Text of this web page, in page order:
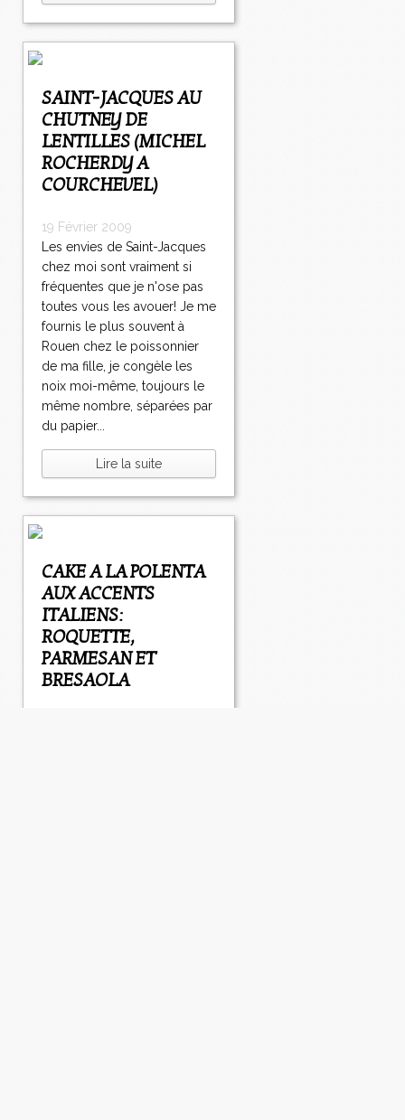
SAINT-JACQUES AU
CHUTNEY DE
LENTILLES (MICHEL
ROCHERDY A
COURCHEVEL)
19 Février 2009
Les envies de Saint-Jacques
chez moi sont vraiment si
fréquentes que je n'ose pas
toutes vous les avouer! Je me
fournis le plus souvent à
Rouen chez le poissonnier
de ma fille, je congèle les
noix moi-même, toujours le
même nombre, séparées par
du papier...
Lire la suite
CAKE A LA POLENTA
AUX ACCENTS
ITALIENS:
ROQUETTE,
PARMESAN ET
BRESAOLA